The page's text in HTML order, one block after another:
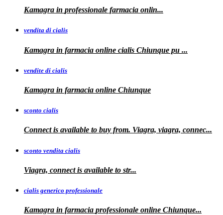
Kamagra in professionale farmacia onlin...
vendita di cialis
Kamagra in farmacia online cialis Chiunque pu ...
vendite di cialis
Kamagra in farmacia online Chiunque
sconto cialis
Connect is available to buy from. Viagra, viagra, connec...
sconto vendita cialis
Viagra, connect is available to str...
cialis generico professionale
Kamagra in farmacia professionale online Chiunque...